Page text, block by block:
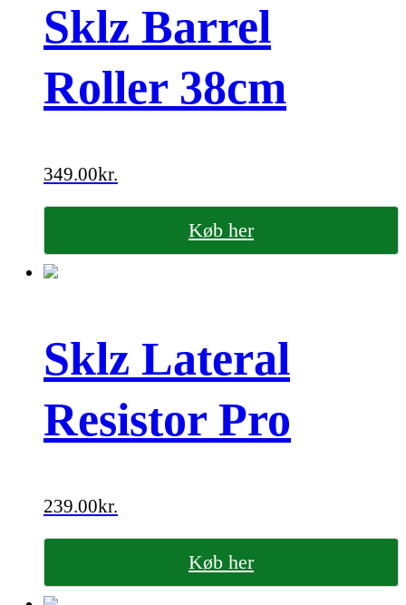
Sklz Barrel
Roller 38cm
349.00kr.
Køb her
Sklz Lateral
Resistor Pro
239.00kr.
Køb her